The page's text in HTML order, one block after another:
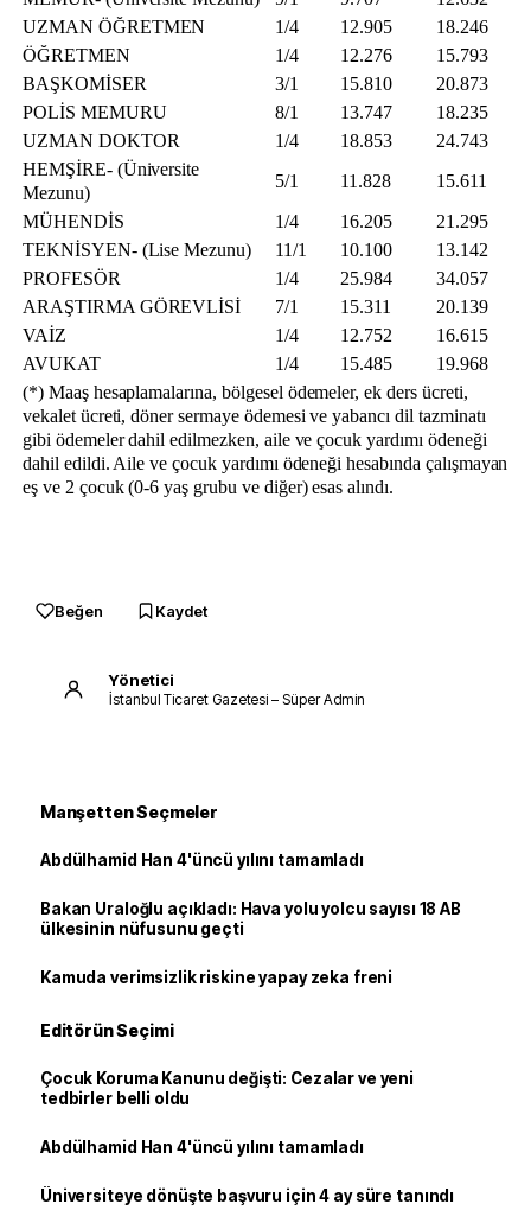
UZMAN ÖĞRETMEN
1/4 12.905
18.246
ÖĞRETMEN
1/4 12.276
15.793
BAŞKOMİSER
3/1 15.810
20.873
POLİS MEMURU
8/1 13.747
18.235
UZMAN DOKTOR
1/4 18.853
24.743
HEMŞİRE- (Üniversite
Mezunu)
5/1 11.828
15.611
MÜHENDİS
1/4 16.205
21.295
TEKNİSYEN- (Lise Mezunu)
11/1 10.100
13.142
PROFESÖR
1/4 25.984
34.057
ARAŞTIRMA GÖREVLİSİ
7/1 15.311
20.139
VAİZ
1/4 12.752
16.615
AVUKAT
1/4 15.485
19.968
(*) Maaş hesaplamalarına, bölgesel ödemeler, ek ders ücreti,
vekalet ücreti, döner sermaye ödemesi ve yabancı dil tazminatı
gibi ödemeler dahil edilmezken, aile ve çocuk yardımı ödeneği
dahil edildi. Aile ve çocuk yardımı ödeneği hesabında çalışmayan
eş ve 2 çocuk (0-6 yaş grubu ve diğer) esas alındı.
Beğen Kaydet
Yönetici
İstanbul Ticaret Gazetesi – Süper Admin
Manşetten Seçmeler
Abdülhamid Han 4'üncü yılını tamamladı
Bakan Uraloğlu açıkladı: Hava yolu yolcu sayısı 18 AB
ülkesinin nüfusunu geçti
Kamuda verimsizlik riskine yapay zeka freni
Editörün Seçimi
Çocuk Koruma Kanunu değişti: Cezalar ve yeni
tedbirler belli oldu
Abdülhamid Han 4'üncü yılını tamamladı
Üniversiteye dönüşte başvuru için 4 ay süre tanındı